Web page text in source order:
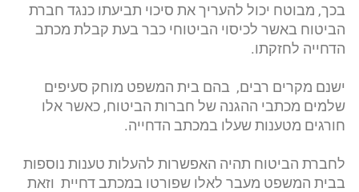
בכך, מבוטח יכול להעריך את סיכוי תביעתו כנגד חברת
הביטוח באשר לכיסוי הביטוחי כבר בעת קבלת מכתב
הדחייה לחזקתו.
ישנם מקרים רבים, בהם בית המשפט מוחק סעיפים
שלמים מכתבי ההגנה של חברות הביטוח, כאשר אלו
חורגים מטענות שעלו במכתב הדחייה.
לחברת הביטוח תהיה האפשרות להעלות טענות נוספות
בבית המשפט מעבר לאלו שפורטו במכתב דחיית וזאת